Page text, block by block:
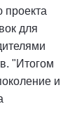
проекта
для
"Итогом
и